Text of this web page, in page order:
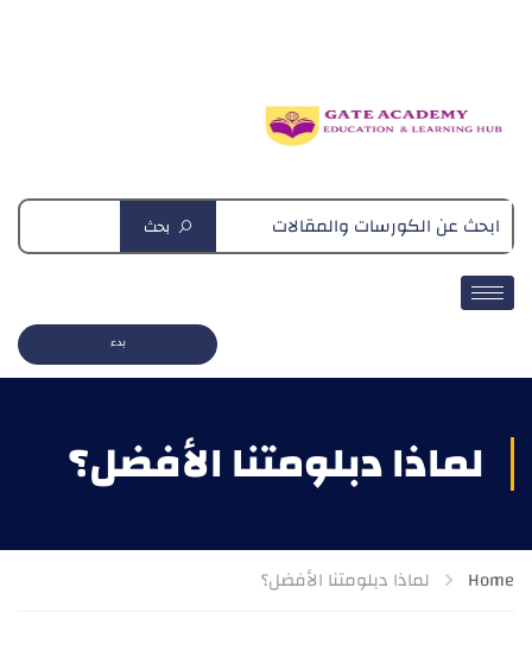
بحث
بدء
لماذا دبلومتنا الأفضل؟
Home لماذا دبلومتنا الأفضل؟